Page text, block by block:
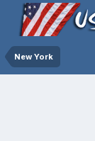
New York